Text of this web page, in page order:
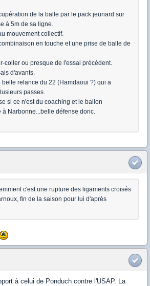
de la balle par le pack jeunard sur
à 5m de sa ligne.
mouvement collectif.
en touche et une prise de balle de
coller ou presque de l'essai précédent.
d'avants.
relance du 22 (Hamdaoui ?) qui a
passes.
si ce n'est du coaching et le ballon
Narbonne...belle défense donc.
c'est une rupture des ligaments croisés
fin de la saison pour lui d'après
à celui de Ponduch contre l'USAP. La